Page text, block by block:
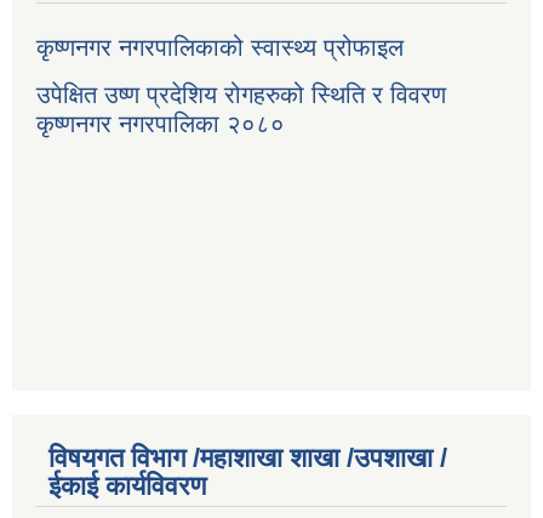
कृष्णनगर नगरपालिकाको स्वास्थ्य प्रोफाइल
उपेक्षित उष्ण प्रदेशिय रोगहरुको स्थिति र विवरण
कृष्णनगर नगरपालिका २०८०
विषयगत विभाग /महाशाखा शाखा /उपशाखा /
ईकाई कार्यविवरण